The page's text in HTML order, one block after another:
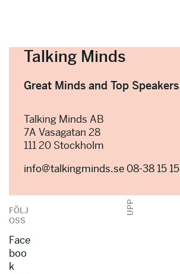
Talking Minds
Great Minds and Top Speakers
Talking Minds AB
7A Vasagatan 28
111 20 Stockholm
info@talkingminds.se08-38 15 15
UPP
FÖLJ
OSS
Face
boo
k